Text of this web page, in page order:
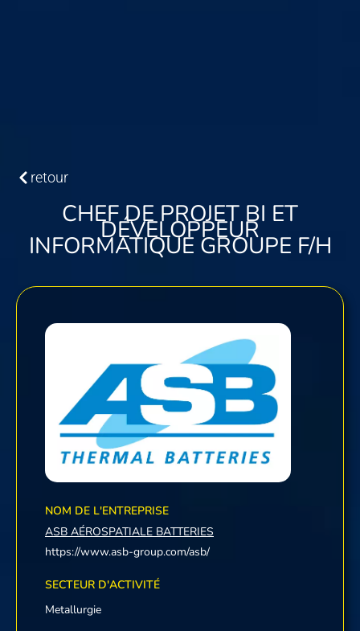
retour
CHEF DE PROJET BI ET
DÉVELOPPEUR
INFORMATIQUE GROUPE F/H
NOM DE L'ENTREPRISE
ASB AÉROSPATIALE BATTERIES
https://www.asb-group.com/asb/
SECTEUR D'ACTIVITÉ
Metallurgie